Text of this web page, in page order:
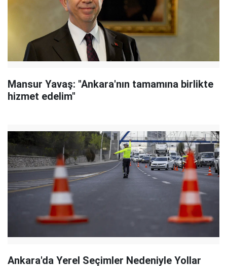
Mansur Yavaş: "Ankara'nın tamamına birlikte
hizmet edelim"
Ankara'da Yerel Seçimler Nedeniyle Yollar